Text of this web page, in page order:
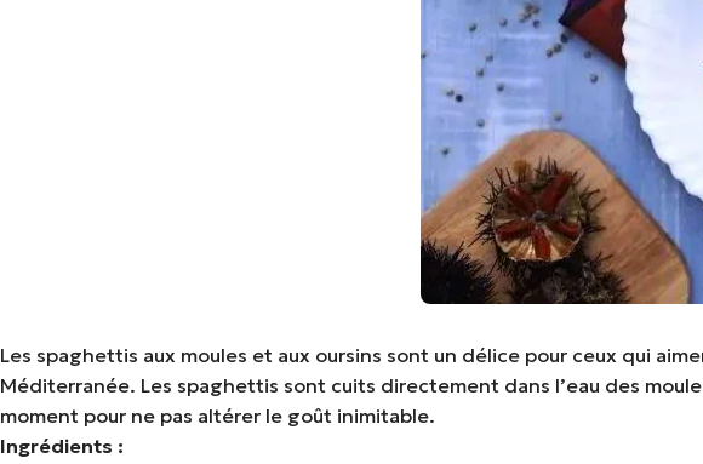
Les spaghettis aux moules et aux oursins sont un délice pour ceux qui
Méditerranée. Les spaghettis sont cuits directement dans l’eau des
moment pour ne pas altérer le goût inimitable.
Ingrédients :